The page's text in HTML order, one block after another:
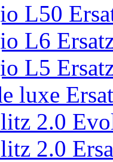
L50
L6
L5
luxe
2.0
2.0